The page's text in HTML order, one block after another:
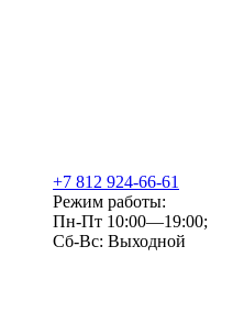
+7 812 924-66-61
Режим работы:
Пн-Пт 10:00—19:00;
Сб-Вс: Выходной